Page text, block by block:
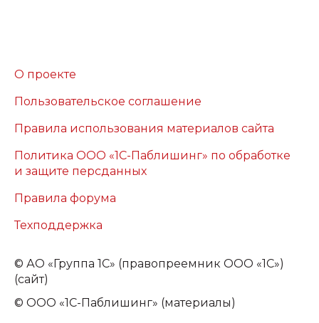
О проекте
Пользовательское соглашение
Правила использования материалов сайта
Политика ООО «1С-Паблишинг» по обработке
и защите персданных
Правила форума
Техподдержка
© АО «Группа 1С» (правопреемник ООО «1С»)
(сайт)
© ООО «1С-Паблишинг» (материалы)